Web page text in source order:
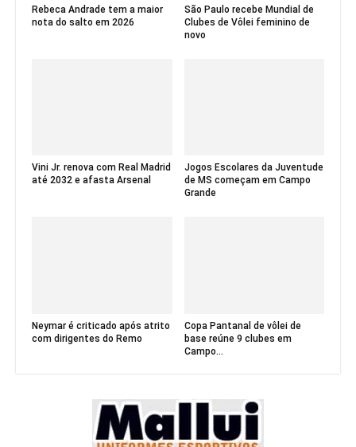
Rebeca Andrade tem a maior
nota do salto em 2026
São Paulo recebe Mundial de
Clubes de Vôlei feminino de
novo
Vini Jr. renova com Real Madrid
até 2032 e afasta Arsenal
Jogos Escolares da Juventude
de MS começam em Campo
Grande
Neymar é criticado após atrito
com dirigentes do Remo
Copa Pantanal de vôlei de
base reúne 9 clubes em
Campo...